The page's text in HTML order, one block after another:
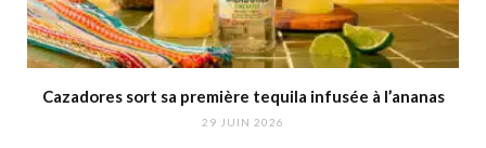
Cazadores sort sa première tequila infusée à l’ananas
29 JUIN 2026